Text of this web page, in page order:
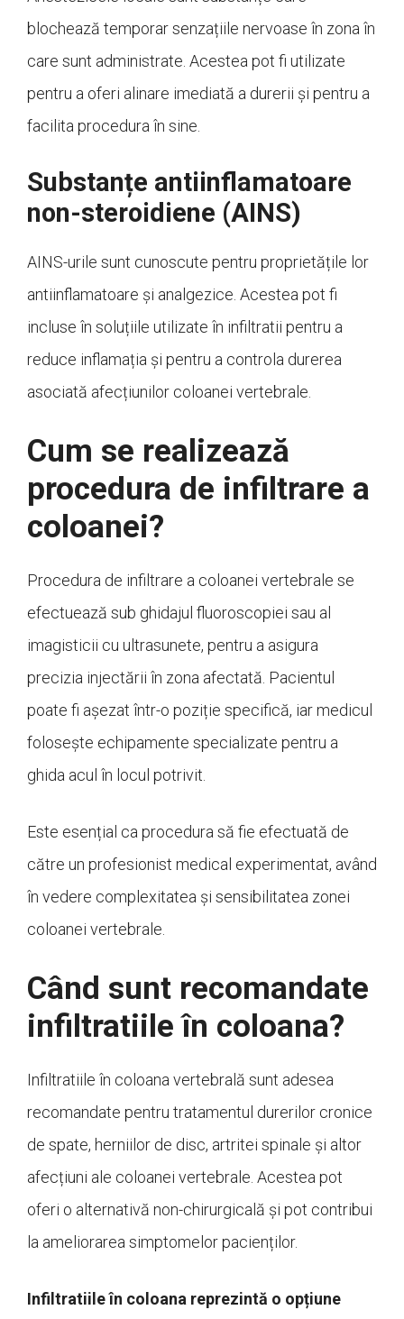
blochează temporar senzațiile nervoase în zona în
care sunt administrate. Acestea pot fi utilizate
pentru a oferi alinare imediată a durerii și pentru a
facilita procedura în sine.
Substanțe antiinflamatoare
non-steroidiene (AINS)
AINS-urile sunt cunoscute pentru proprietățile lor
antiinflamatoare și analgezice. Acestea pot fi
incluse în soluțiile utilizate în infiltratii pentru a
reduce inflamația și pentru a controla durerea
asociată afecțiunilor coloanei vertebrale.
Cum se realizează
procedura de infiltrare a
coloanei?
Procedura de infiltrare a coloanei vertebrale se
efectuează sub ghidajul fluoroscopiei sau al
imagisticii cu ultrasunete, pentru a asigura
precizia injectării în zona afectată. Pacientul
poate fi așezat într-o poziție specifică, iar medicul
folosește echipamente specializate pentru a
ghida acul în locul potrivit.
Este esențial ca procedura să fie efectuată de
către un profesionist medical experimentat, având
în vedere complexitatea și sensibilitatea zonei
coloanei vertebrale.
Când sunt recomandate
infiltratiile în coloana?
Infiltratiile în coloana vertebrală sunt adesea
recomandate pentru tratamentul durerilor cronice
de spate, herniilor de disc, artritei spinale și altor
afecțiuni ale coloanei vertebrale. Acestea pot
oferi o alternativă non-chirurgicală și pot contribui
la ameliorarea simptomelor pacienților.
Infiltratiile în coloana reprezintă o opțiune